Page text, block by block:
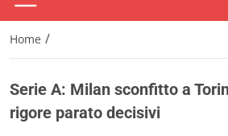
Home /
Serie A: Milan sconfitto a
rigore parato decisivi